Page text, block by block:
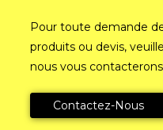
Pour toute demande
produits ou devis,
nous vous
Contactez-Nous